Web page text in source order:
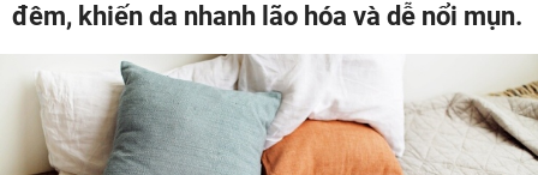
đêm, khiến da nhanh lão hóa và dễ nổi mụn.